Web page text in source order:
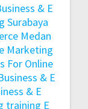
& E
Surabaya
Medan
Marketing
For Online
& E
& E
training E